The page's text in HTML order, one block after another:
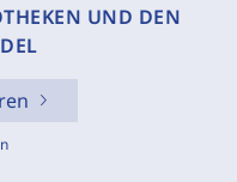
UND DEN